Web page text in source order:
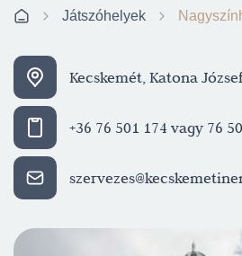
Játszóhelyek
Kecskemét, Katona
+36 76 501 174 vagy 76